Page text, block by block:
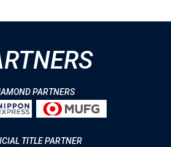
PARTNERS
TITLE PARTNER